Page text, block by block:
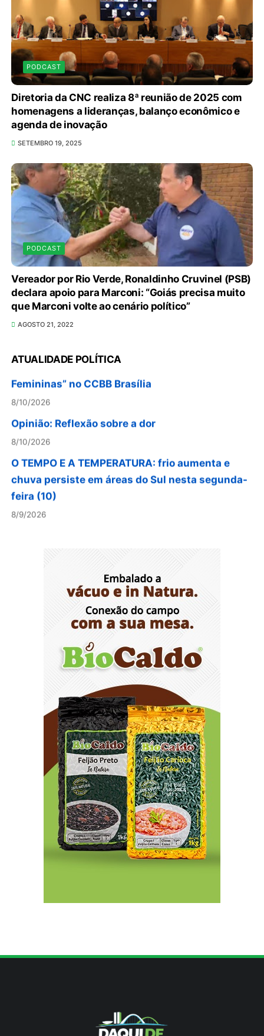
PODCAST
Diretoria da CNC realiza 8ª reunião de 2025 com
homenagens a lideranças, balanço econômico e
agenda de inovação
SETEMBRO 19, 2025
PODCAST
Vereador por Rio Verde, Ronaldinho Cruvinel (PSB)
declara apoio para Marconi: “Goiás precisa muito
que Marconi volte ao cenário político”
AGOSTO 21, 2022
ATUALIDADE POLÍTICA
SELIC A 14% PREOCUPA O MERCADO
IMOBILIÁRIO
8/10/2026
visitar a exposição “Amazônicas – Poéticas
Femininas” no CCBB Brasília
8/10/2026
Opinião: Reflexão sobre a dor
8/10/2026
O TEMPO E A TEMPERATURA: frio aumenta e
chuva persiste em áreas do Sul nesta segunda-
feira (10)
8/9/2026
O TEMPO E A TEMPERATURA: Centro-Oeste
feira (10)
O TEMPO E A TEMPERATURA: chuva ganha
espaço e temperaturas diminuem no Sudeste
nesta segunda-feira (10)
O TEMPO E A TEMPERATURA: segunda mantém
chuva na faixa oeste da Região Norte
8/9/2026
O TEMPO E A TEMPERATURA: litoral do Nordeste
permanece com muitas nuvens na segunda-
Argentina à venda: Governo Milei acelera
liquidação do patrimônio público
Memória é fundamental na literatura, diz
escritor Milton Hatoum